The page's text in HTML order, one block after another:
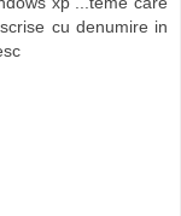
cu denumire in